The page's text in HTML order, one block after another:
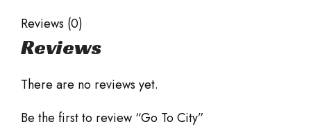
Reviews (0)
Reviews
There are no reviews yet.
Be the first to review “Go To City”